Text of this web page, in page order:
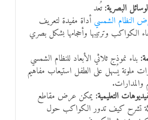
البصرية:تُعد
النظام الشمسي أداة مفيدة لتعريف
الكواكب وترتيبها وأحجامها بشكل بصري
بناء نموذج ثلاثي الأبعاد للنظام الشمسي
ملونة يُسهل على الطفل استيعاب مفاهيم
والمدارات.
التعليمية: يمكن عرض مقاطع
تشرح كيف تدور الكواكب حول